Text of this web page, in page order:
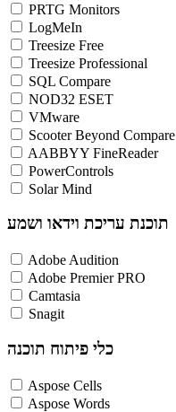
PRTG Monitors
LogMeIn
Treesize Free
Treesize Professional
SQL Compare
NOD32 ESET
VMware
Scooter Beyond Compare
AABBYY FineReader
PowerControls
Solar Mind
תוכנת עריכת וידאו ושמע
Adobe Audition
Adobe Premier PRO
Camtasia
Snagit
כלי פיתוח תוכנה
Aspose Cells
Aspose Words